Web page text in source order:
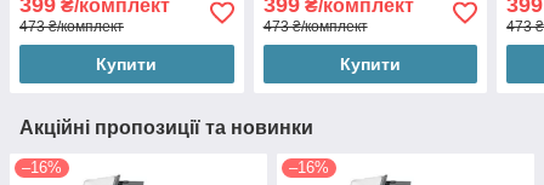
₴/комплект
473 ₴/комплект
Купити
₴/комплект
473 ₴/комплект
Купити
473
Акційні пропозиції та новинки
–16% –16%